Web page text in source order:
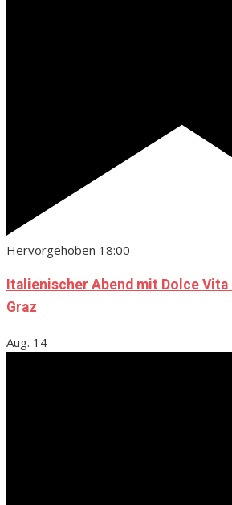
Hervorgehoben 18:00
Italienischer Abend mit Dolce
Graz
Aug. 14